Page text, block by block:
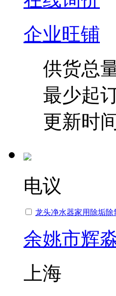
企业旺铺
供货总
最少起
更新时
电议
龙头净水器家用除垢
余姚市辉
上海